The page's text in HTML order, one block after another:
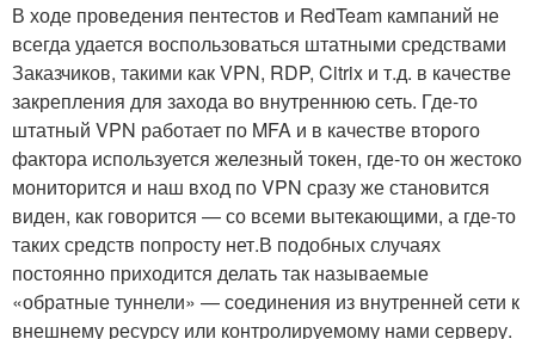
В ходе проведения пентестов и RedTeam кампаний не
всегда удается воспользоваться штатными средствами
Заказчиков, такими как VPN, RDP, Citrix и т.д. в качестве
закрепления для захода во внутреннюю сеть. Где-то
штатный VPN работает по MFA и в качестве второго
фактора используется железный токен, где-то он жестоко
мониторится и наш вход по VPN сразу же становится
виден, как говорится — со всеми вытекающими, а где-то
таких средств попросту нет.В подобных случаях
постоянно приходится делать так называемые
«обратные туннели» — соединения из внутренней сети к
внешнему ресурсу или контролируемому нами серверу.